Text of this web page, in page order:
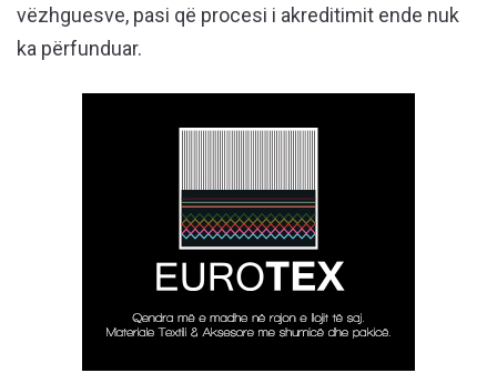
vëzhguesve, pasi që procesi i akreditimit ende nuk
ka përfunduar.